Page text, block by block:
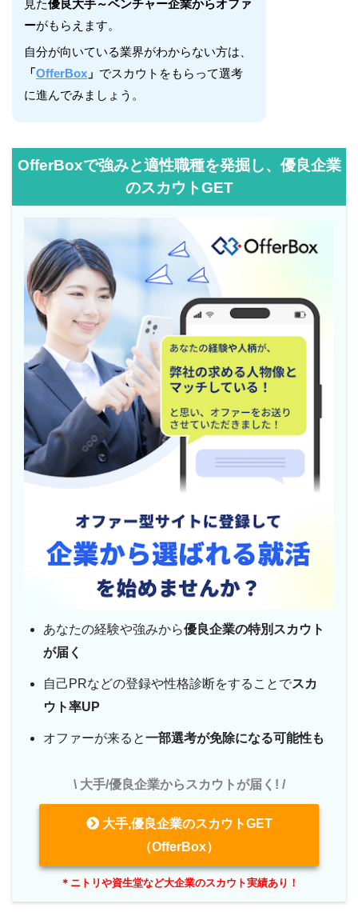
見た優良大手～ベンチャー企業からオファ
ーがもらえます。
自分が向いている業界がわからない方は、
「OfferBox 」 でスカウトをもらって選考
に進んでみましょう。
OfferBoxで強みと適性職種を発掘し、優良企業
のスカウトGET
あなたの経験や強みから優良企業の特別スカウト
が届く
自己PRなどの登録や性格診断をすることでスカ
ウト率UP
オファーが来ると一部選考が免除になる可能性も
\ 大手/優良企業からスカウトが届く! /
大手,優良企業のスカウトGET
（OfferBox）
＊ニトリや資生堂など大企業のスカウト実績あり！